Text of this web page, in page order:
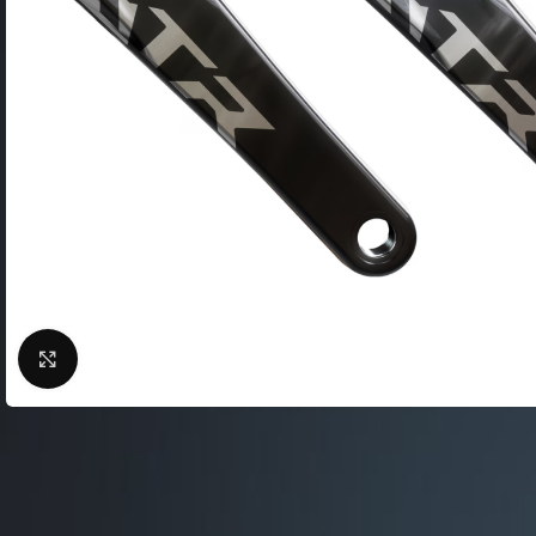
электрические
Велосипеды городские
Велосипеды складные
Велосипеды детские
Велосипеды женские
Шлема велосипедные
Замки для велосипеда
Сигналы для
Велоподножки
Крылья для
Кейсы для велосипедов
Защита тела